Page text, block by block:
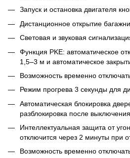
Запуск и остановка двигателя
Дистанционное открытие
Световая и звуковая
Функция PKE: автоматическое
1,5–3 м и автоматическое
Возможность временно
Режим прогрева 3 секунды для
Автоматическая блокировка
разблокировка после
Интеллектуальная защита от
отключится через 2 минуты при
Возможность временно